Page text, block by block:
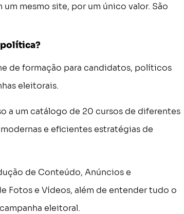
mesmo site, por um único valor. São
política?
de formação para candidatos, políticos
eleitorais.
a um catálogo de 20 cursos de diferentes
e eficientes estratégias de
de Conteúdo, Anúncios e
Fotos e Vídeos, além de entender tudo o
eleitoral.